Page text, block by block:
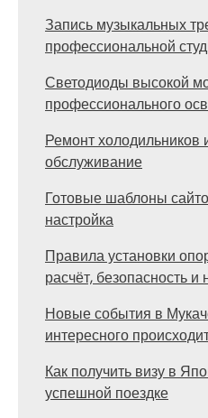
Запись музыкальных
профессиональной
Светодиоды высокой
профессионального
Ремонт холодильников
обслуживание
Готовые шаблоны
настройка
Правила установки
расчёт, безопасность
Новые события в
интересного
Как получить визу в
успешной поездке